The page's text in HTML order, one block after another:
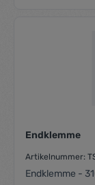
Endklemme
Artikelnummer:
Endklemme -